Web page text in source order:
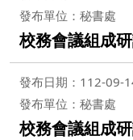
發布單位：秘書處
校務會議組成
發布日期：112-09-
發布單位：秘書處
校務會議組成